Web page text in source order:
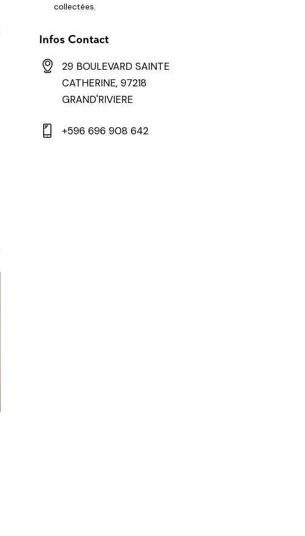
collectées.
Infos Contact
29 BOULEVARD SAINTE
CATHERINE, 97218
GRAND'RIVIERE
+596 696 908 642